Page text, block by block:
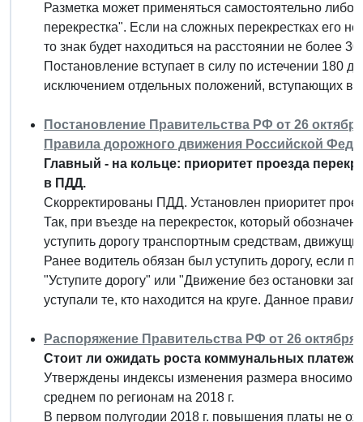
Разметка может применяться самостоятельно
перекрестка". Если на сложных перекрестках его
то знак будет находиться на расстоянии не более
Постановление вступает в силу по истечении 180
исключением отдельных положений, вступающих в
Постановление Правительства РФ от 26
Правила дорожного движения Российской
Главный - на кольце: приоритет проезда
в ПДД.
Скорректированы ПДД. Установлен приоритет
Так, при въезде на перекресток, который
уступить дорогу транспортным средствам,
Ранее водитель обязан был уступить дорогу, если
"Уступите дорогу" или "Движение без остановки
уступали те, кто находится на круге. Данное
Распоряжение Правительства РФ от 26 октября
Стоит ли ожидать роста коммунальных
Утверждены индексы изменения размера
среднем по регионам на 2018 г.
В первом полугодии 2018 г. повышения платы не